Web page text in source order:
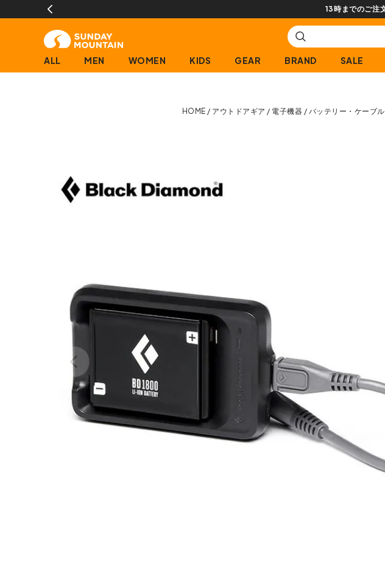
ALL MEN WOMEN KIDS GEAR BRAND SALE
HOME アウトドアギア 電子機器 バッテリー・ケーブル